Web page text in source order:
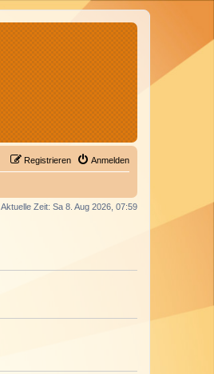
Anmelden
Registrieren
Aktuelle Zeit: Sa 8. Aug 2026, 07:59